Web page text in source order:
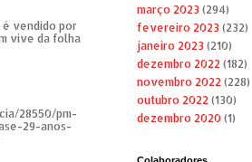
é vendido por
vive da folha
28550/pm-
29-anos-
março 2023(294)
fevereiro 2023(232)
janeiro 2023(210)
dezembro 2022(182)
novembro 2022(228)
outubro 2022(130)
dezembro 2020(1)